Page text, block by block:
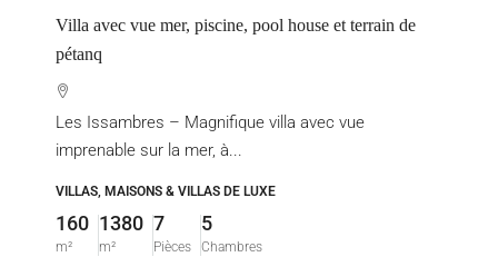
Villa avec vue mer, piscine, pool house et terrain de
pétanq
Les Issambres – Magnifique villa avec vue
imprenable sur la mer, à...
VILLAS, MAISONS & VILLAS DE LUXE
160
m²
1380
m²
7
Pièces
5
Chambres